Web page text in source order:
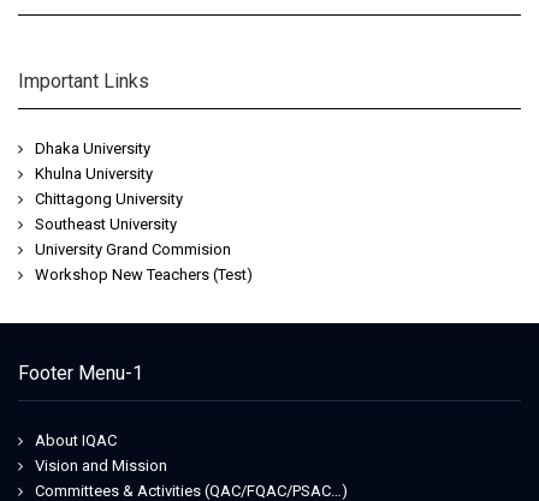
Important Links
Dhaka University
Khulna University
Chittagong University
Southeast University
University Grand Commision
Workshop New Teachers (Test)
Footer Menu-1
About IQAC
Vision and Mission
Committees & Activities (QAC/FQAC/PSAC…)